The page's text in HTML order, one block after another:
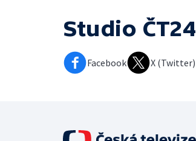
Studio ČT24
Facebook X (Twitter)